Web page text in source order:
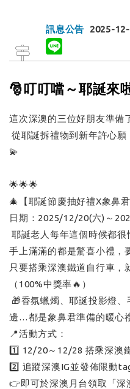
訊息公告 2025-
🎅叮叮噹～耶誕來
這次深澳的三位好朋友準備
從耶誕拆禮物到新年許心
💫
🌟🌟🌟
🎄【耶誕節慶抽好禮X象鼻君
日期：2025/12/20(六)～
耶誕老人每年這個時候都
手上滿滿的都是驚喜小禮，
只要搭乘深澳鐵道自行車，
（100%中獎率🔥）
🎁香氛蠟燭、耶誕投影燈
邊…都是象鼻君準備的暖心
📍活動方式：
1️⃣ 12/20～12/28 搭乘深澳
2️⃣ 追蹤深澳IG並發佈限動
👉即可於深澳月台領取「深